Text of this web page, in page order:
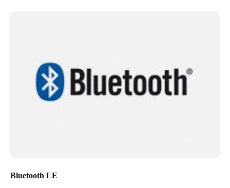
Bluetooth LE